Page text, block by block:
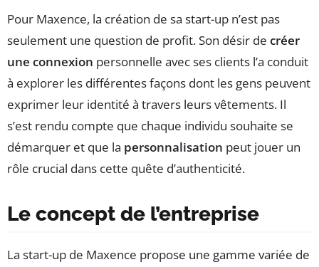
Pour Maxence, la création de sa start-up n’est pas
seulement une question de profit. Son désir de créer
une connexion personnelle avec ses clients l’a conduit
à explorer les différentes façons dont les gens peuvent
exprimer leur identité à travers leurs vêtements. Il
s’est rendu compte que chaque individu souhaite se
démarquer et que la personnalisation peut jouer un
rôle crucial dans cette quête d’authenticité.
Le concept de l’entreprise
La start-up de Maxence propose une gamme variée de